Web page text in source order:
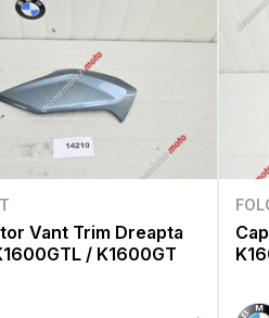
Vant Trim Dreapta
/ K1600GT